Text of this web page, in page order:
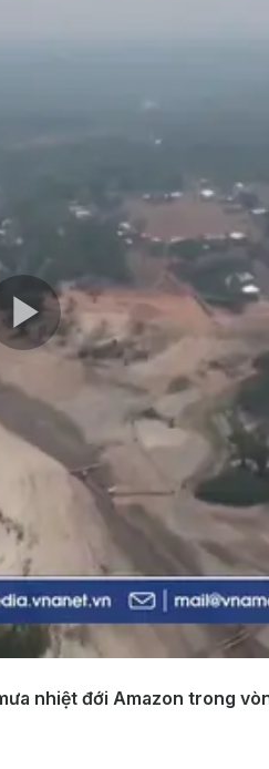
Play
Video
nhiệt đới Amazon trong